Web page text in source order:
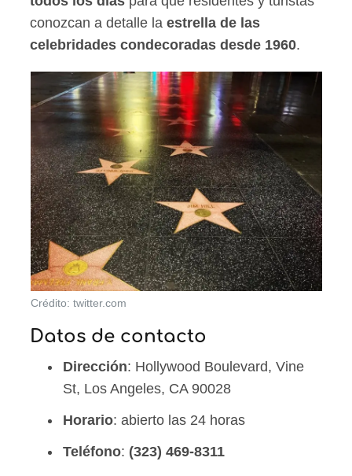
conozcan a detalle laestrella de las
celebridades condecoradas desde 1960.
Crédito: twitter.com
Datos de contacto
Dirección: Hollywood Boulevard, Vine
St, Los Angeles, CA 90028
Horario: abierto las 24 horas
Teléfono: (323) 469-8311